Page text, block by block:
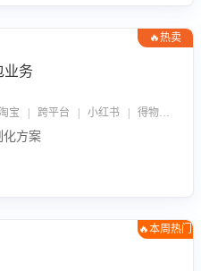
🔥热卖
业务
京东 | 抖音 | 快手 | 拼多多 | 淘宝 | 跨平台 | 小红书 | 得物 | 企业微信
化方案
🔥本周热门